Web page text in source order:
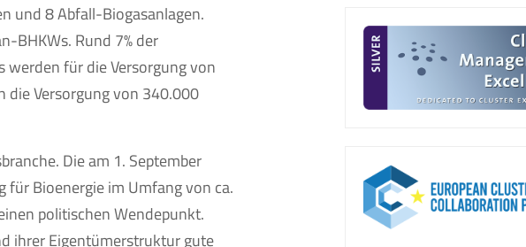
und 8 Abfall-Biogasanlagen.
BHKWs. Rund 7% der
für die Versorgung von
die Versorgung von 340.000
Die am 1. September
für Bioenergie im Umfang von ca.
politischen Wendepunkt.
ihrer Eigentümerstruktur gute